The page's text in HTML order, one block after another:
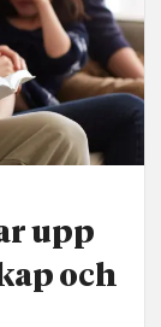
upp
och